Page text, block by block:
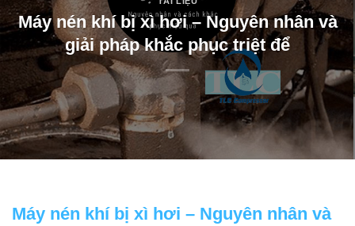
Máy nén khí bị xì hơi – Nguyên nhân và
giải pháp khắc phục triệt để
Máy nén khí bị xì hơi – Nguyên nhân và